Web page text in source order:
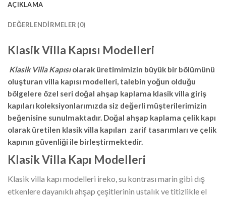
AÇIKLAMA
DEĞERLENDIRMELER (0)
Klasik Villa Kapısı Modelleri
Klasik Villa Kapısıolarak üretimimizin büyük bir bölümünü
oluşturan villa kapısı modelleri, talebin yoğun olduğu
bölgelere özel seri doğal ahşap kaplama klasik villa giriş
kapıları koleksiyonlarımızda siz değerli müşterilerimizin
beğenisine sunulmaktadır. Doğal ahşap kaplama çelik kapı
olarak üretilen klasik villa kapıları zarif tasarımları ve çelik
kapının güvenliği ile birleştirmektedir.
Klasik Villa Kapı Modelleri
Klasik villa kapı modelleri ireko, su kontrası marin gibi dış
etkenlere dayanıklı ahşap çeşitlerinin ustalık ve titizlikle el